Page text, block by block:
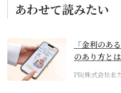
あわせて読みたい
「金利のあ
のあり方とは
PR(株式会社北